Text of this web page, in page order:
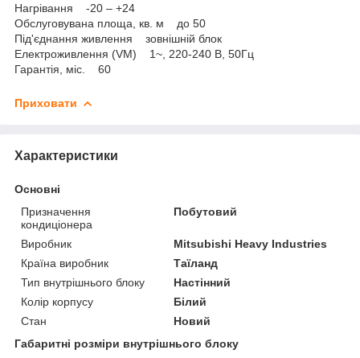
Нагрівання -20 – +24
Обслуговувана площа, кв. м до 50
Під'єднання живлення зовнішній блок
Електроживлення (VM) 1~, 220-240 В, 50Гц
Гарантія, міс. 60
Приховати
Характеристики
Основні
Призначення
кондиціонера
Побутовий
Виробник
Mitsubishi Heavy Industries
Країна виробник
Таїланд
Тип внутрішнього блоку
Настінний
Колір корпусу
Білий
Стан
Новий
Габаритні розміри внутрішнього блоку